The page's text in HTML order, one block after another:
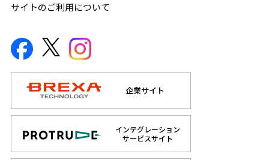
サイトのご利用について
企業サイト
インテグレーション
サービスサイト